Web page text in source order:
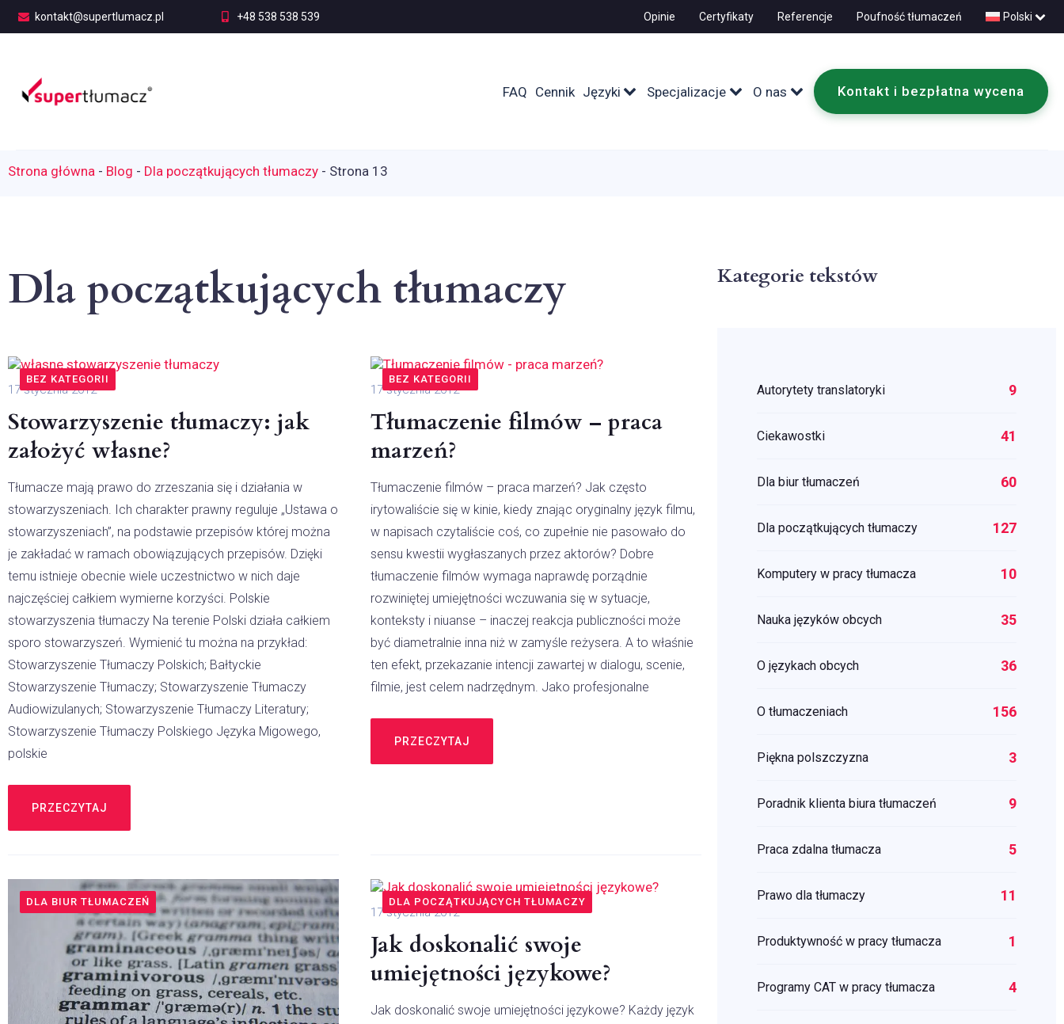
kontakt@supertlumacz.pl +48 538 538 539 Opinie Certyfikaty Referencje Poufność tłumaczeń Polski
FAQ Cennik Języki Specjalizacje O nas Kontakt i bezpłatna wycena
Strona główna - Blog - Dla początkujących tłumaczy - Strona 13
Dla początkujących tłumaczy
BEZ KATEGORII
Stowarzyszenie tłumaczy: jak
założyć własne?
Tłumacze mają prawo do zrzeszania się i działania w
stowarzyszeniach. Ich charakter prawny reguluje „Ustawa o
stowarzyszeniach”, na podstawie przepisów której można
je zakładać w ramach obowiązujących przepisów. Dzięki
temu istnieje obecnie wiele uczestnictwo w nich daje
najczęściej całkiem wymierne korzyści. Polskie
stowarzyszenia tłumaczy Na terenie Polski działa całkiem
sporo stowarzyszeń. Wymienić tu można na przykład:
Stowarzyszenie Tłumaczy Polskich; Bałtyckie
Stowarzyszenie Tłumaczy; Stowarzyszenie Tłumaczy
Audiowizulanych; Stowarzyszenie Tłumaczy Literatury;
Stowarzyszenie Tłumaczy Polskiego Języka Migowego,
polskie
PRZECZYTAJ
17 stycznia 2012
BEZ KATEGORII
Tłumaczenie filmów – praca
marzeń?
Tłumaczenie filmów – praca marzeń? Jak często
irytowaliście się w kinie, kiedy znając oryginalny język filmu,
w napisach czytaliście coś, co zupełnie nie pasowało do
sensu kwestii wygłaszanych przez aktorów? Dobre
tłumaczenie filmów wymaga naprawdę porządnie
rozwiniętej umiejętności wczuwania się w sytuacje,
konteksty i niuanse – inaczej reakcja publiczności może
być diametralnie inna niż w zamyśle reżysera. A to właśnie
ten efekt, przekazanie intencji zawartej w dialogu, scenie,
filmie, jest celem nadrzędnym. Jako profesjonalne
PRZECZYTAJ
17 stycznia 2012
DLA BIUR TŁUMACZEŃ DLA POCZĄTKUJĄCYCH TŁUMACZY
Jak doskonalić swoje
umiejętności językowe?
Jak doskonalić swoje umiejętności językowe? Każdy język
17 stycznia 2012
Kategorie tekstów
Autorytety translatoryki 9
Ciekawostki 41
Dla biur tłumaczeń 60
Dla początkujących tłumaczy 127
Komputery w pracy tłumacza 10
Nauka języków obcych 35
O językach obcych 36
O tłumaczeniach 156
Piękna polszczyzna 3
Poradnik klienta biura tłumaczeń 9
Praca zdalna tłumacza 5
Prawo dla tłumaczy 11
Produktywność w pracy tłumacza 1
Programy CAT w pracy tłumacza 4